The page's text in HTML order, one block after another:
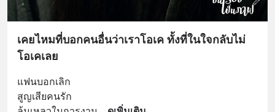
เคยไหมที่บอกคนอื่นว่าเราโอเค ทั้งที่ในใจกลับไม่
โอเคเลย
แฟนบอกเลิก
สูญเสียคนรัก